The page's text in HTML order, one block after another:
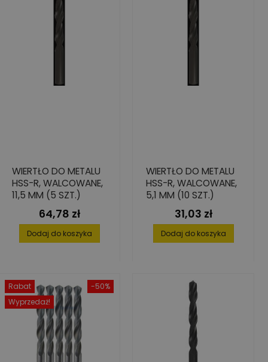
WIERTŁO DO METALU
HSS-R, WALCOWANE,
11,5 MM (5 SZT.)
Cena
64,78 zł
Dodaj do koszyka
WIERTŁO DO METALU
HSS-R, WALCOWANE,
5,1 MM (10 SZT.)
Cena
31,03 zł
Dodaj do koszyka
-50%
Rabat
Wyprzedaż!